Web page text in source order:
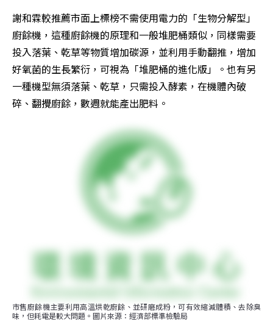
謝和霖較推薦市面上標榜不需使用電力的「生物分解型」
廚餘機，這種廚餘機的原理和一般堆肥桶類似，同樣需要
投入落葉、乾草等物質增加碳源，並利用手動翻推，增加
好氧菌的生長繁衍，可視為「堆肥桶的進化版」。也有另
一種機型無須落葉、乾草，只需投入酵素，在機體內破
碎、翻攪廚餘，數週就能產出肥料。
市售廚餘機主要利用高溫烘乾廚餘、並研磨成粉，可有效縮減體積、去除臭
味，但耗電是較大問題。圖片來源：經濟部標準檢驗局